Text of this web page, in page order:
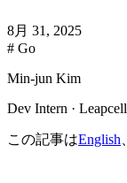
8月 31, 2025
# Go
Min-jun Kim
Dev Intern · Leapcell
この記事はEnglish